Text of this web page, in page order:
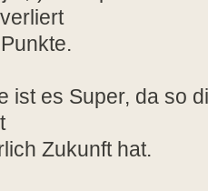
ist es Super, da so
Zukunft hat.